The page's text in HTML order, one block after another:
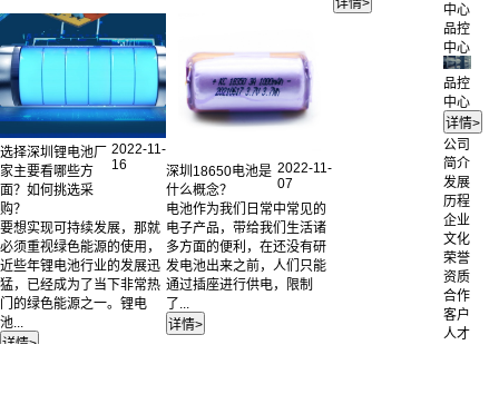
中心
品控
中心
品控
中心
公司
简介
发展
历程
企业
文化
荣誉
资质
合作
客户
人才
选择深圳锂电池厂
家主要看哪些方
面？如何挑选采
购？
2022-11-
16
要想实现可持续发展，那就
必须重视绿色能源的使用，
近些年锂电池行业的发展迅
猛，已经成为了当下非常热
门的绿色能源之一。锂电
池...
深圳18650电池是
什么概念？
2022-11-
07
电池作为我们日常中常见的
电子产品，带给我们生活诸
多方面的便利，在还没有研
发电池出来之前，人们只能
通过插座进行供电，限制
了...